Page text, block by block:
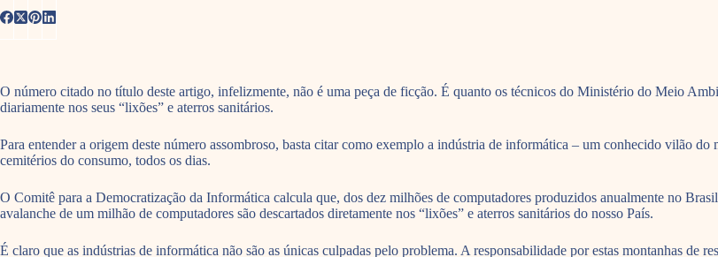
O número citado no título deste artigo, infelizmente, não é uma peça de ficção. É quanto os técnicos do Ministério do Meio
diariamente nos seus “lixões” e aterros sanitários.
Para entender a origem deste número assombroso, basta citar como exemplo a indústria de informática – um conhecido vilão do
cemitérios do consumo, todos os dias.
O Comitê para a Democratização da Informática calcula que, dos dez milhões de computadores produzidos anualmente no
avalanche de um milhão de computadores são descartados diretamente nos “lixões” e aterros sanitários do nosso País.
É claro que as indústrias de informática não são as únicas culpadas pelo problema. A responsabilidade por estas montanhas de